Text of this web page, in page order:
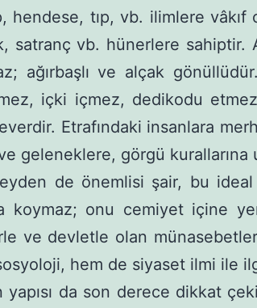
hendese, tıp, vb. ilimlere vâkıf
satranç vb. hünerlere
ağırbaşlı ve alçak
içki içmez, dedikodu
Etrafındaki insanla­ra
geleneklere, görgü kurallarına
de önemlisi şair, bu
koymaz; onu cemiyet içine
ve devletle olan
hem de siyaset ilmi ile
yapısı da son derece dikkat